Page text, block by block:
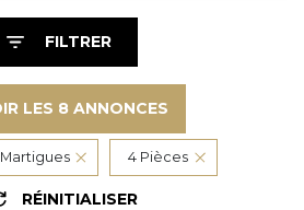
FILTRER
LES 8 ANNONCES
Martigues 4 Pièces
RÉINITIALISER